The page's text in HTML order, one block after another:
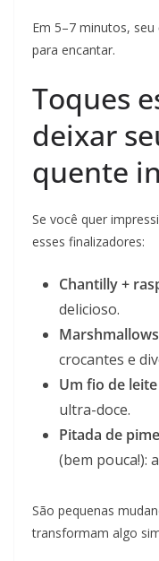
Em 5–7 minutos, seu
para encantar.
Toques
deixar
quente
Se você quer
esses finalizadores:
Chantilly +
delicioso.
crocantes e
Um fio de
ultra-doce.
Pitada de
(bem pouca!):
São pequenas
transformam algo